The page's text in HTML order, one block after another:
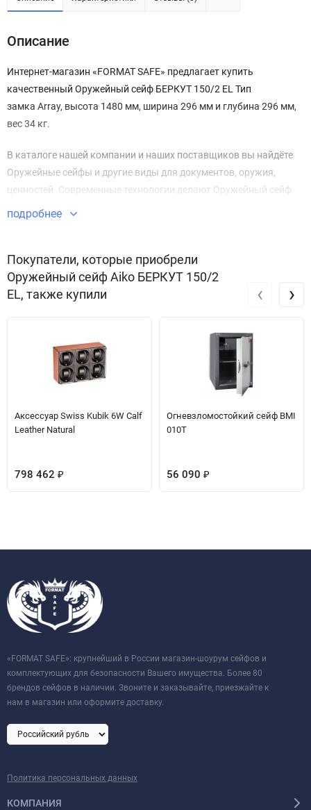
Описание
Интернет-магазин «FORMAT SAFE» предлагает купить
качественный Оружейный сейф БЕРКУТ 150/2 EL Тип
замка Array, высота 1480 мм, ширина 296 мм и глубина 296 мм,
вес 34 кг.
В каталоге нашей компании и наших поставщиков вы найдёте
Оружейные сейфы и другие виды для документов, оружия,
ценностей. Современные технологии делают Оружейный сейф
БЕРКУТ 150/2 EL безупречным в плане безопасности и защиты
Звоните по телефону +7 495 220 33 01
подробнее
Покупатели, которые приобрели
Оружейный сейф Aiko БЕРКУТ 150/2
EL, также купили
Аксессуар Swiss Kubik 6W Calf
Leather Natural
798 462 ₽
Огневзломостойкий сейф BMI
010T
56 090 ₽
‹ ›
«FORMAT SAFE»: крупнейший в России магазин-шоурум сейфов и
комплектующих для безопасности Вашего имущества. Более 80
брендов сейфов в наличии. Звоните и заказывайте, приезжайте к
нам в магазин или оформите доставку.
Политика персональных данных
КОМПАНИЯ